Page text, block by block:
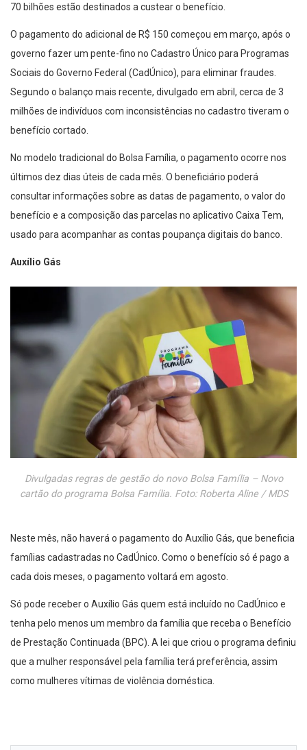
70 bilhões estão destinados a custear o benefício.
O pagamento do adicional de R$ 150 começou em março, após o
governo fazer um pente-fino no Cadastro Único para Programas
Sociais do Governo Federal (CadÚnico), para eliminar fraudes.
Segundo o balanço mais recente, divulgado em abril, cerca de 3
milhões de indivíduos com inconsistências no cadastro tiveram o
benefício cortado.
No modelo tradicional do Bolsa Família, o pagamento ocorre nos
últimos dez dias úteis de cada mês. O beneficiário poderá
consultar informações sobre as datas de pagamento, o valor do
benefício e a composição das parcelas no aplicativo Caixa Tem,
usado para acompanhar as contas poupança digitais do banco.
Auxílio Gás
Divulgadas regras de gestão do novo Bolsa Família – Novo
cartão do programa Bolsa Família. Foto: Roberta Aline / MDS
Neste mês, não haverá o pagamento do Auxílio Gás, que beneficia
famílias cadastradas no CadÚnico. Como o benefício só é pago a
cada dois meses, o pagamento voltará em agosto.
Só pode receber o Auxílio Gás quem está incluído no CadÚnico e
tenha pelo menos um membro da família que receba o Benefício
de Prestação Continuada (BPC). A lei que criou o programa definiu
que a mulher responsável pela família terá preferência, assim
como mulheres vítimas de violência doméstica.